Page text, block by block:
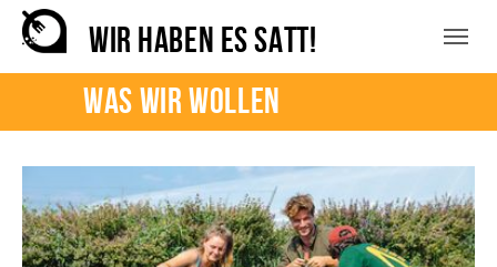
Zum Hauptinhalt springen
Skip to page footer
WIR HABEN ES SATT!
Was wir wollen